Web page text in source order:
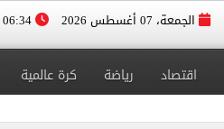
الجمعة، 07 أغسطس 2026
اقتصاد رياضة كرة عالمية